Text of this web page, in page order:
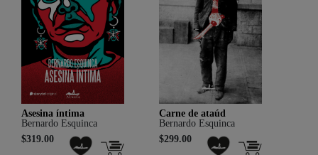
Asesina íntima
Bernardo Esquinca
$319.00
Carne de ataúd
Bernardo Esquinca
$299.00